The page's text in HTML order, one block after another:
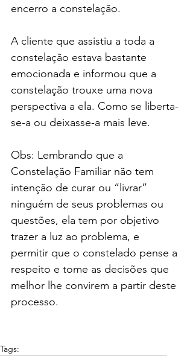
encerro a constelação.
A cliente que assistiu a toda a
constelação estava bastante
emocionada e informou que a
constelação trouxe uma nova
perspectiva a ela. Como se liberta-
se-a ou deixasse-a mais leve.
Obs: Lembrando que a
Constelação Familiar não tem
intenção de curar ou “livrar”
ninguém de seus problemas ou
questões, ela tem por objetivo
trazer a luz ao problema, e
permitir que o constelado pense a
respeito e tome as decisões que
melhor lhe convirem a partir deste
processo.
Tags: